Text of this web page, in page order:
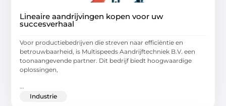
Lineaire aandrijvingen kopen voor uw
succesverhaal
Voor productiebedrijven die streven naar efficiëntie en
betrouwbaarheid, is Multispeeds Aandrijftechniek B.V. een
toonaangevende partner. Dit bedrijf biedt hoogwaardige
oplossingen,
Industrie